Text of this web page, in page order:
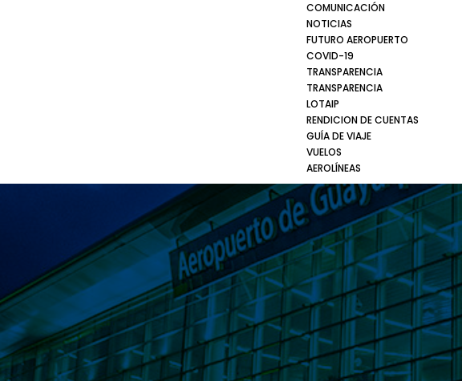
COMUNICACIÓN
NOTICIAS
FUTURO AEROPUERTO
COVID-19
TRANSPARENCIA
TRANSPARENCIA
LOTAIP
RENDICION DE CUENTAS
GUÍA DE VIAJE
VUELOS
AEROLÍNEAS